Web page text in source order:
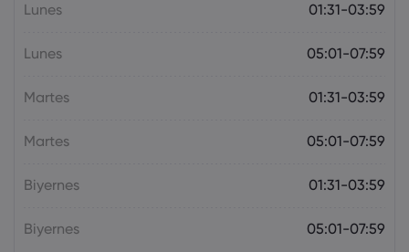
Lunes 01:31-03:59
Lunes 05:01-07:59
Martes 01:31-03:59
Martes 05:01-07:59
Biyernes 01:31-03:59
Biyernes 05:01-07:59